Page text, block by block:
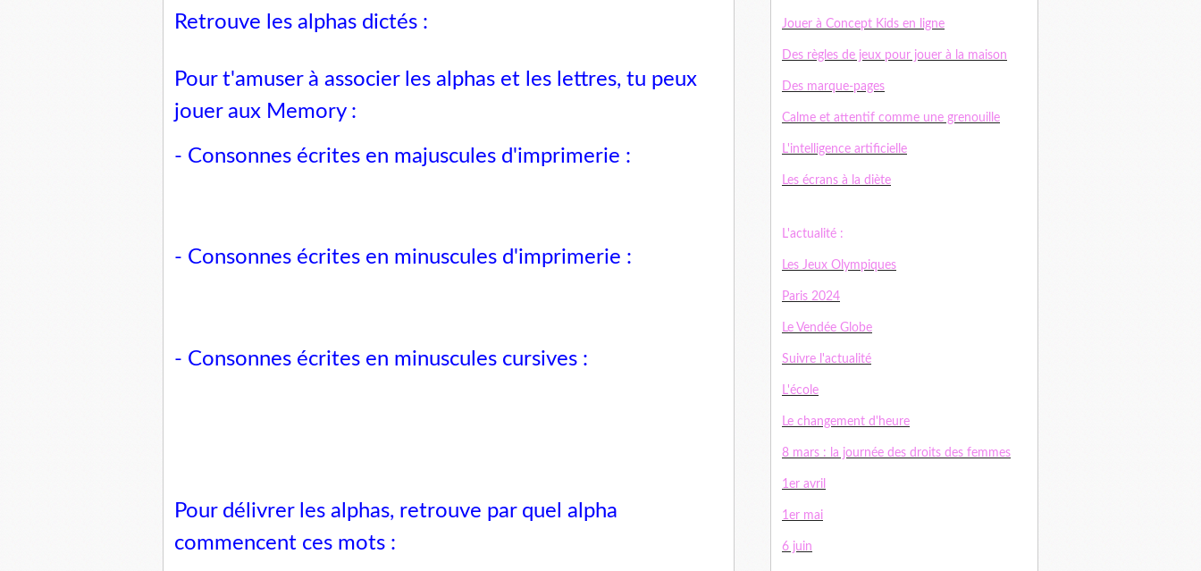
Retrouve les alphas dictés :
Pour t'amuser à associer les alphas et les lettres, tu peux
jouer aux Memory :
- Consonnes écrites en majuscules d'imprimerie :
- Consonnes écrites en minuscules d'imprimerie :
- Consonnes écrites en minuscules cursives :
Pour délivrer les alphas, retrouve par quel alpha
commencent ces mots :
Jouer à Concept Kids en ligne
Des règles de jeux pour jouer à la maison
Des marque-pages
Calme et attentif comme une grenouille
L'intelligence artificielle
Les écrans à la diète
L'actualité :
Les Jeux Olympiques
Paris 2024
Le Vendée Globe
Suivre l'actualité
L'école
Le changement d'heure
8 mars : la journée des droits des femmes
1er avril
1er mai
6 juin